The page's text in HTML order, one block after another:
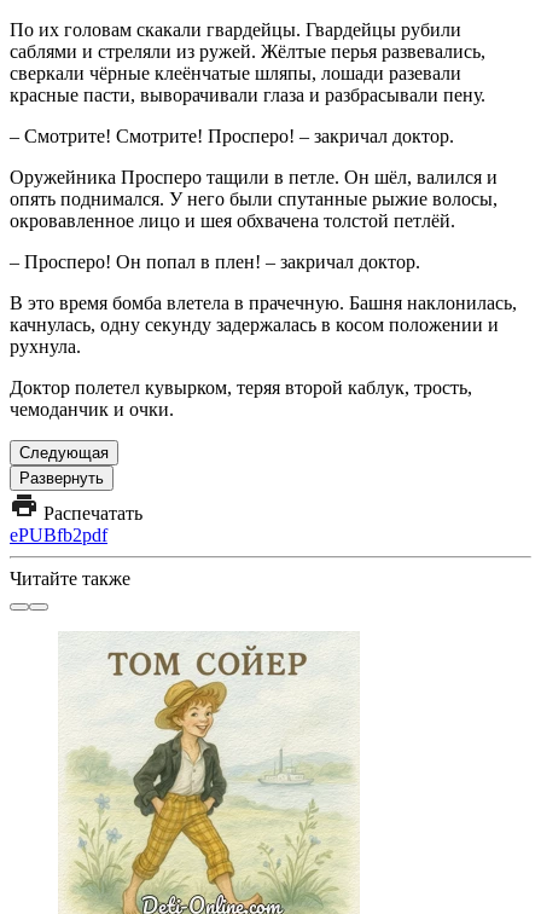
По их головам скакали гвардейцы. Гвардейцы рубили
саблями и стреляли из ружей. Жёлтые перья развевались,
сверкали чёрные клеёнчатые шляпы, лошади разевали
красные пасти, выворачивали глаза и разбрасывали пену.
– Смотрите! Смотрите! Просперо! – закричал доктор.
Оружейника Просперо тащили в петле. Он шёл, валился и
опять поднимался. У него были спутанные рыжие волосы,
окровавленное лицо и шея обхвачена толстой петлёй.
– Просперо! Он попал в плен! – закричал доктор.
В это время бомба влетела в прачечную. Башня наклонилась,
качнулась, одну секунду задержалась в косом положении и
рухнула.
Доктор полетел кувырком, теряя второй каблук, трость,
чемоданчик и очки.
Следующая
Развернуть
Распечатать
ePUBfb2pdf
Читайте также